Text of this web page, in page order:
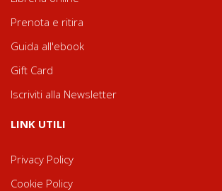
Prenota e ritira
Guida all'ebook
Gift Card
Iscriviti alla Newsletter
LINK UTILI
Privacy Policy
Cookie Policy